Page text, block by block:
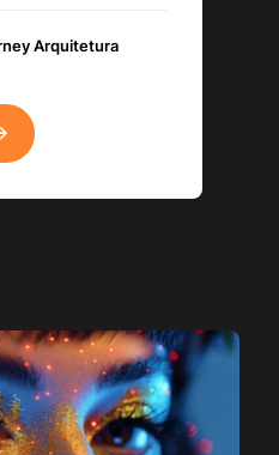
Arquitetura